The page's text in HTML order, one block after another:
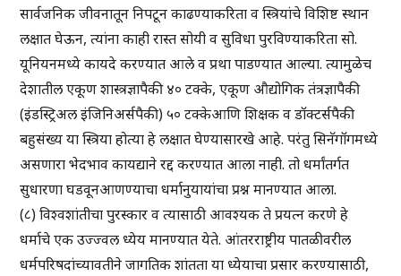
सार्वजनिक जीवनातून निपटून काढण्याकरिता व स्त्रियांचे विशिष्ट स्थान
लक्षात घेऊन, त्यांना काही रास्त सोयी व सुविधा पुरविण्याकरिता सो.
यूनियनमध्ये कायदे करण्यात आले व प्रथा पाडण्यात आल्या. त्यामुळेच
देशातील एकूण शास्त्रज्ञापैकी ४० टक्के, एकूण औद्योगिक तंत्रज्ञापैकी
(इंडस्ट्रिअल इंजिनिअर्सपैकी) ५० टक्केआणि शिक्षक व डॉक्टर्सपैकी
बहुसंख्य या स्त्रिया होत्या हे लक्षात घेण्यासारखे आहे. परंतु सिनॅगॉगमध्ये
असणारा भेदभाव कायद्याने रद्द करण्यात आला नाही. तो धर्मांतर्गत
सुधारणा घडवूनआणण्याचा धर्मानुयायांचा प्रश्न मानण्यात आला.
(८) विश्वशांतीचा पुरस्कार व त्यासाठी आवश्यक ते प्रयत्न करणे हे
धर्माचे एक उज्ज्वल ध्येय मानण्यात येते. आंतरराष्ट्रीय पातळीवरील
धर्मपरिषदांच्यावतीने जागतिक शांतता या ध्येयाचा प्रसार करण्यासाठी,